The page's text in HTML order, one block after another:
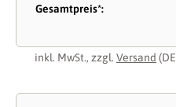
Gesamtpreis*:
inkl. MwSt., zzgl. Versand